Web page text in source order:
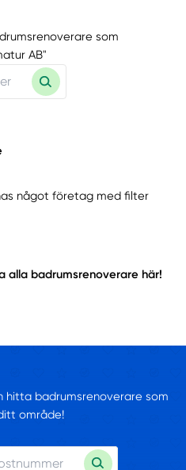
som
AB"
något företag med filter
alla badrumsrenoverare här!
hitta badrumsrenoverare som
område!